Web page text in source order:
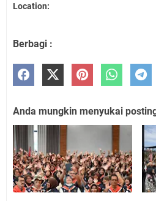
Location:
Berbagi :
Anda mungkin menyukai